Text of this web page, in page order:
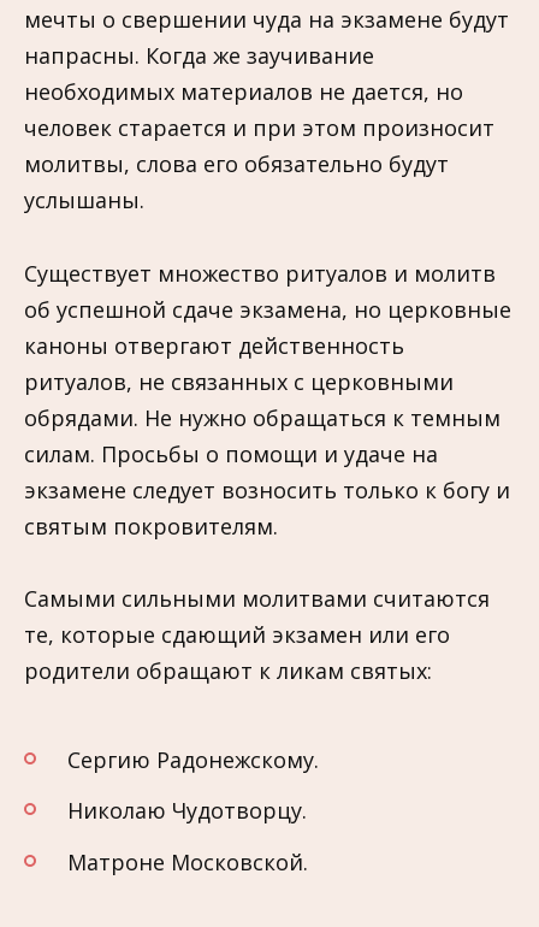
мечты о свершении чуда на экзамене будут
напрасны. Когда же заучивание
необходимых материалов не дается, но
человек старается и при этом произносит
молитвы, слова его обязательно будут
услышаны.
Существует множество ритуалов и молитв
об успешной сдаче экзамена, но церковные
каноны отвергают действенность
ритуалов, не связанных с церковными
обрядами. Не нужно обращаться к темным
силам. Просьбы о помощи и удаче на
экзамене следует возносить только к богу и
святым покровителям.
Самыми сильными молитвами считаются
те, которые сдающий экзамен или его
родители обращают к ликам святых:
Сергию Радонежскому.
Николаю Чудотворцу.
Матроне Московской.